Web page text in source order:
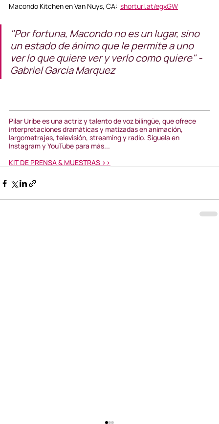
Macondo Kitchen en Van Nuys, CA: shorturl.at/egxGW
"Por fortuna, Macondo no es un lugar, sino
un estado de ánimo que le permite a uno
ver lo que quiere ver y verlo como quiere" -
Gabriel Garcia Marquez
Pilar Uribe es una actriz y talento de voz bilingüe, que ofrece
interpretaciones dramáticas y matizadas en animación,
largometrajes, televisión, streaming y radio. Síguela en
Instagram y YouTube para más...
KIT DE PRENSA & MUESTRAS >>